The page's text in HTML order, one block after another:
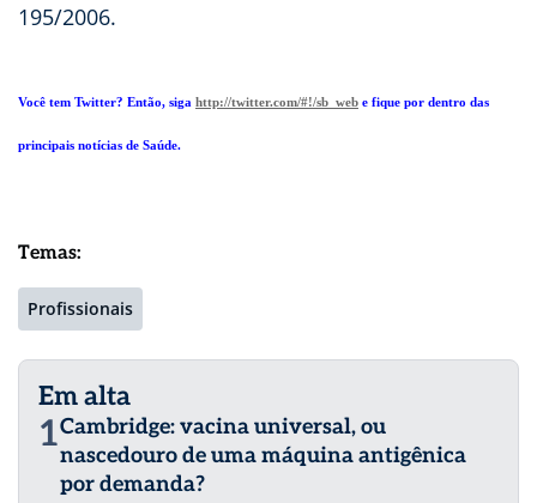
195/2006.
Você tem Twitter? Então, siga http://twitter.com/#!/sb_web e fique por dentro das
principais notícias de Saúde.
Temas:
Profissionais
Em alta
1Cambridge: vacina universal, ou
nascedouro de uma máquina antigênica
por demanda?